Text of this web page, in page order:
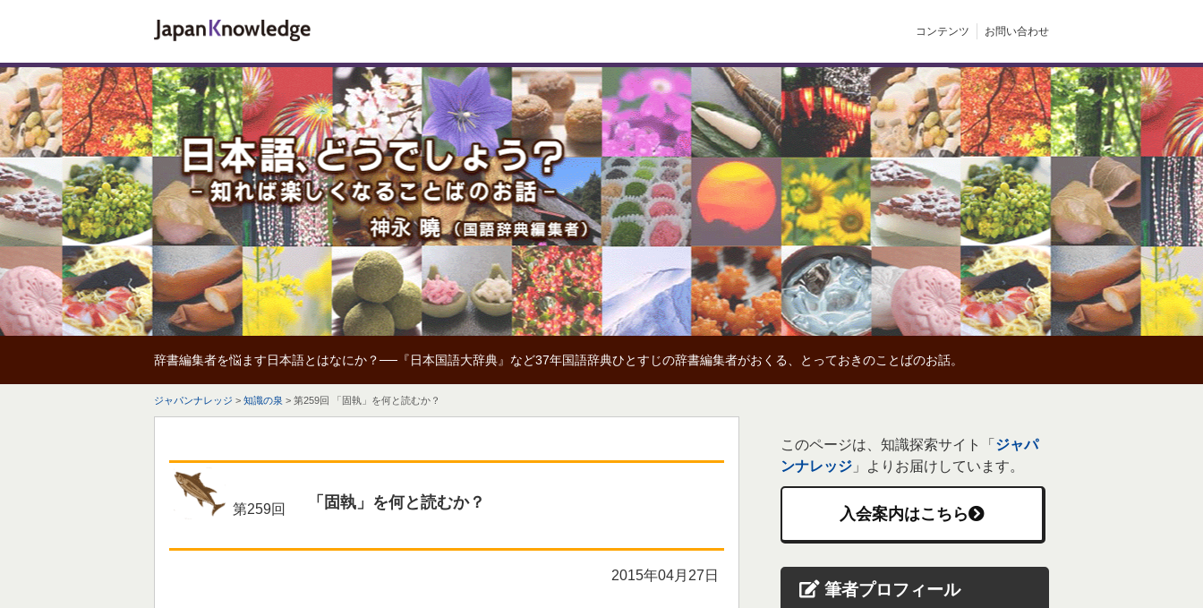
コンテンツ お問い合わせ
辞書編集者を悩ます日本語とはなにか？──『日本国語大辞典』など37年国語辞典ひとすじの辞書編集者がおくる、とっておきのことばのお話。
ジャパンナレッジ > 知識の泉 > 第259回 「固執」を何と読むか？
第259回 「固執」を何と読むか？
2015年04月27日
このページは、知識探索サイト「 ジャパ
ンナレッジ 」よりお届けしています。
入会案内はこちら
筆者プロフィール